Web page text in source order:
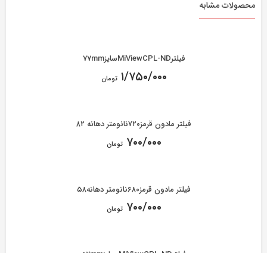
محصولات مشابه
فیلترMiViewCPL-NDسایز77mm
۱/۷۵۰/۰۰۰ تومان
فیلتر مادون قرمز۷۲۰نانومتر دهانه ۸۲
۷۰۰/۰۰۰ تومان
فیلتر مادون قرمز۶۸۰نانومتر دهانه۵۸
۷۰۰/۰۰۰ تومان